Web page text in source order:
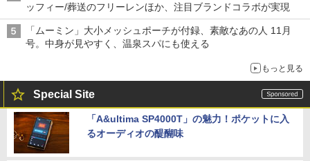
ッフィー/葬送のフリーレンほか、注目ブランドコラボが実現
「ムーミン」大小メッシュポーチが付録、素敵なあの人 11月
号。中身が見やすく、温泉スパにも使える
もっと見る
Special Site
「A&ultima SP4000T」の魅力！ポケットに入
るオーディオの醍醐味